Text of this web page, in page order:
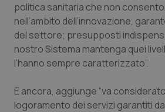
Oncologia & Nutrizione
Psoriasi & pelle
Quotidiano Cardiologia
Quotidiano Chirurgia
politica sanitaria che non
nell’ambito dell’innovazione,
del settore; presupposti
nostro Sistema mantenga quei
l’hanno sempre caratterizzato”.
E ancora, aggiunge “va
logoramento dei servizi garantiti